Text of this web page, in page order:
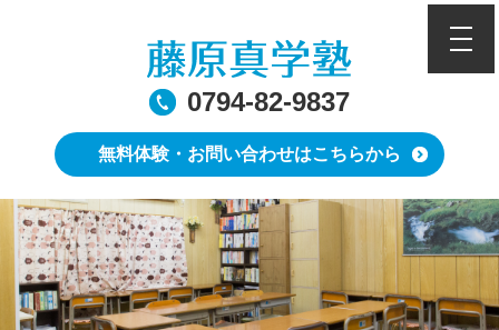
0794-82-9837
無料体験・お問い合わせはこちらから